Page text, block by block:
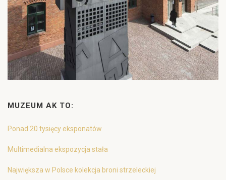
MUZEUM AK TO:
Ponad 20 tysięcy eksponatów
Multimedialna ekspozycja stała
Największa w Polsce kolekcja broni strzeleckiej